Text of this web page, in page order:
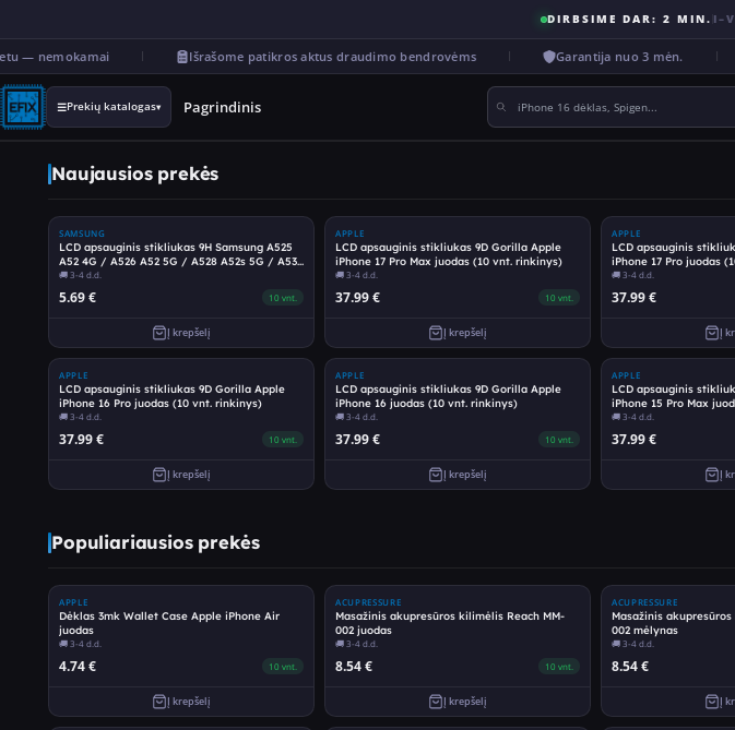
DIRBSIME DAR: 2 MIN. I–V
— nemokamai Išrašome patikros aktus draudimo bendrovėms Garantija nuo 3 mėn.
☰Prekių katalogas▾ Pagrindinis
Naujausios prekės
SAMSUNG
LCD apsauginis stikliukas 9H Samsung A525
A52 4G / A526 A52 5G / A528 A52s 5G / A536
A53 5G
🚚3-4 d.d.
5.69€ 10 vnt.
Į krepšelį
APPLE
LCD apsauginis stikliukas 9D Gorilla Apple
iPhone 17 Pro Max juodas (10 vnt. rinkinys)
🚚3-4 d.d.
37.99€ 10 vnt.
Į krepšelį
APPLE
LCD apsauginis
iPhone 17 Pro juodas
🚚3-4 d.d.
37.99€
Į
APPLE
LCD apsauginis stikliukas 9D Gorilla Apple
iPhone 16 Pro juodas (10 vnt. rinkinys)
🚚3-4 d.d.
37.99€ 10 vnt.
Į krepšelį
APPLE
LCD apsauginis stikliukas 9D Gorilla Apple
iPhone 16 juodas (10 vnt. rinkinys)
🚚3-4 d.d.
37.99€ 10 vnt.
Į krepšelį
APPLE
LCD apsauginis
iPhone 15 Pro Max
🚚3-4 d.d.
37.99€
Į
Populiariausios prekės
APPLE
Dėklas 3mk Wallet Case Apple iPhone Air
juodas
🚚3-4 d.d.
4.74€ 10 vnt.
Į krepšelį
ACUPRESSURE
Masažinis akupresūros kilimėlis Reach MM-
002 juodas
🚚3-4 d.d.
8.54€ 10 vnt.
Į krepšelį
ACUPRESSURE
Masažinis
002 mėlynas
🚚3-4 d.d.
8.54€
Į